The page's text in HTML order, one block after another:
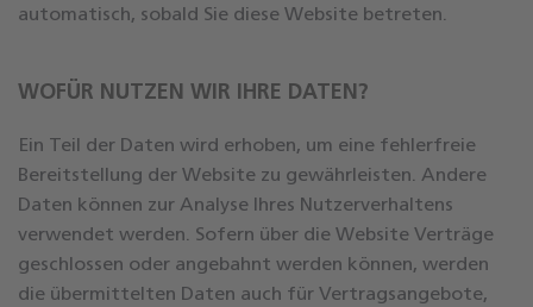
automatisch, sobald Sie diese Website betreten.
WOFÜR NUTZEN WIR IHRE DATEN?
Ein Teil der Daten wird erhoben, um eine fehlerfreie
Bereitstellung der Website zu gewährleisten. Andere
Daten können zur Analyse Ihres Nutzerverhaltens
verwendet werden. Sofern über die Website Verträge
geschlossen oder angebahnt werden können, werden
die übermittelten Daten auch für Vertragsangebote,